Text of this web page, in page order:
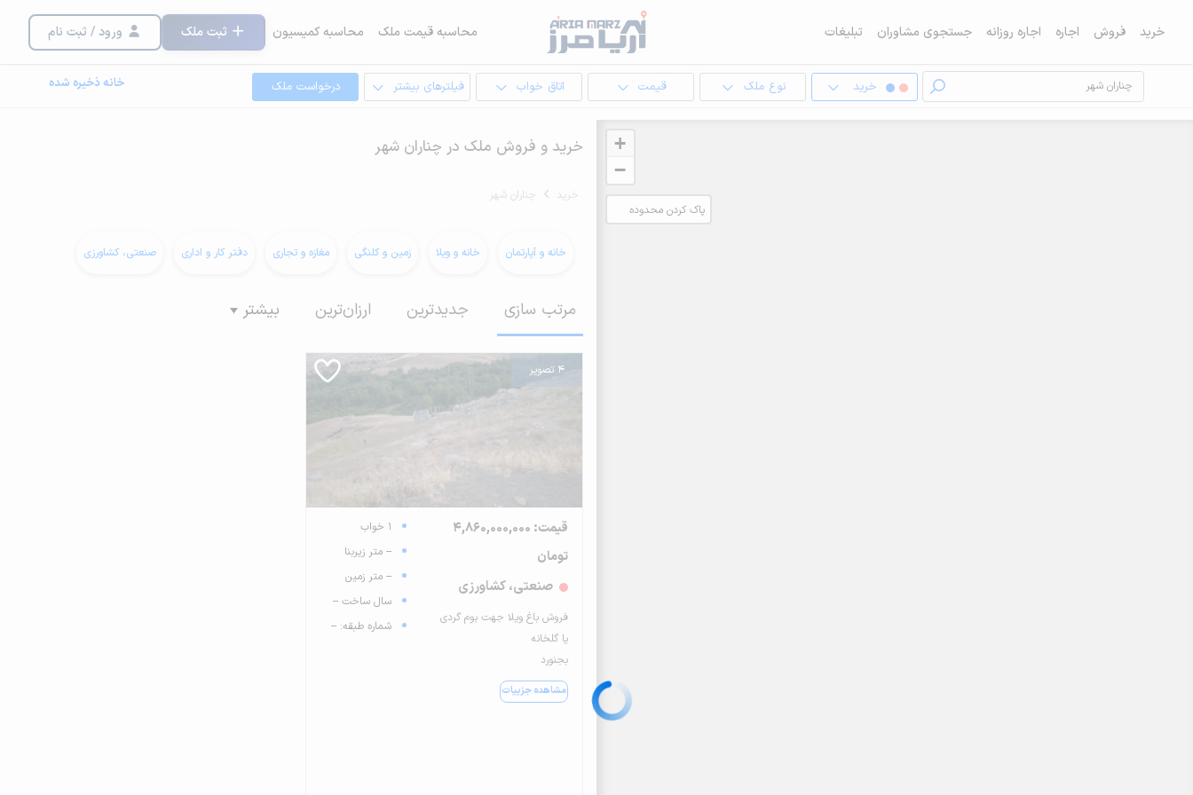
خرید فروش اجاره اجاره روزانه جستجوی مشاوران تبلیغات محاسبه قیمت ملک محاسبه کمیسیون ثبت ملک ورود / ثبت نام
خرید نوع ملک قیمت اتاق خواب فیلترهای بیشتر درخواست ملک خانه ذخیره شده
+
−
پاک کردن محدوده
خرید و فروش ملک در چناران شهر
خرید چناران شهر
خانه و آپارتمان خانه و ویلا زمین و کلنگی مغازه و تجاری دفتر کار و اداری صنعتی، کشاورزی
مرتب سازی جدیدترین ارزان‌ترین بیشتر
4 تصویر
قیمت: 4,860,000,000
تومان
صنعتی، کشاورزی
فروش باغ ویلا جهت بوم گردی
یا گلخانه
بجنورد
مشاهده جزییات
1 خواب
-- متر زیربنا
-- متر زمین
سال ساخت --
شماره طبقه: --